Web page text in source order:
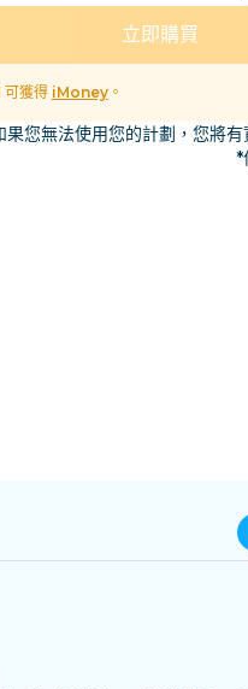
立即購買
可獲得 iMoney。
果您無法使用您的計劃，您將有
*